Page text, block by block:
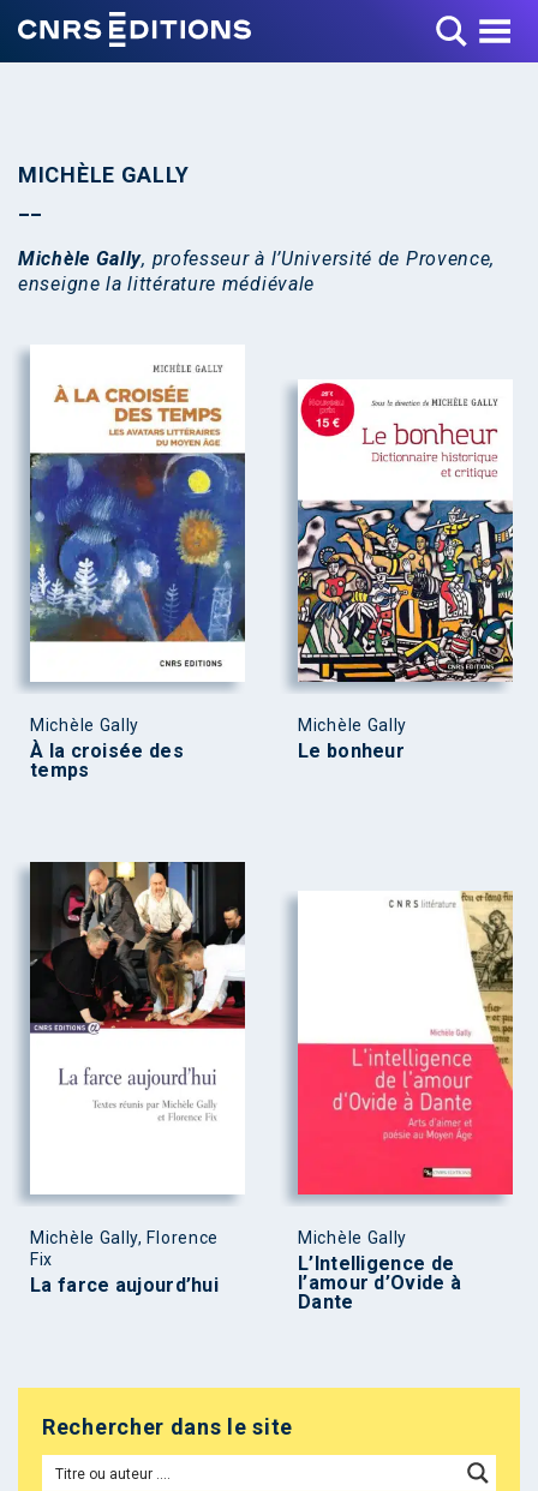
Toggle Menu
MICHÈLE GALLY
Michèle Gally, professeur à l’Université de Provence,
enseigne la littérature médiévale
Michèle Gally
À la croisée des
temps
Michèle Gally
Le bonheur
Michèle Gally, Florence
Fix
La farce aujourd’hui
Michèle Gally
L’Intelligence de
l’amour d’Ovide à
Dante
Rechercher dans le site